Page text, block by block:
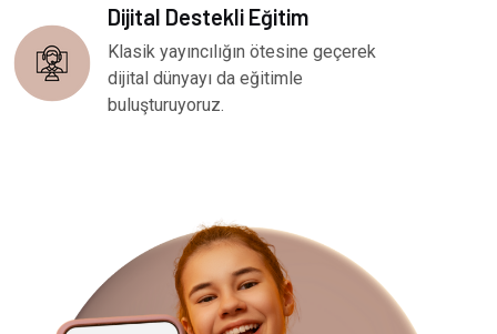
Dijital Destekli Eğitim
Klasik yayıncılığın ötesine geçerek
dijital dünyayı da eğitimle
buluşturuyoruz.